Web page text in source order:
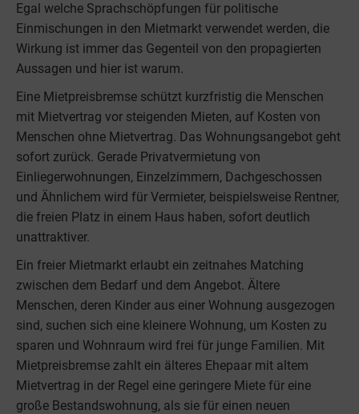
Egal welche Sprachschöpfungen für politische
Einmischungen in den Mietmarkt verwendet werden, die
Wirkung ist immer das Gegenteil von den propagierten
Aussagen und hier ist warum.
Eine Mietpreisbremse schützt kurzfristig die Menschen
mit Mietvertrag vor steigenden Mieten, auf Kosten von
Menschen ohne Mietvertrag. Das Wohnungsangebot geht
sofort zurück. Gerade Privatvermietung von
Einliegerwohnungen, Einzelzimmern, Dachgeschossen
und Ähnlichem wird für Vermieter, beispielsweise Rentner,
die freien Platz in einem Haus haben, sofort deutlich
unattraktiver.
Ein freier Mietmarkt erlaubt ein zeitnahes Matching
zwischen dem Bedarf und dem Angebot. Ältere
Menschen, deren Kinder aus einer Wohnung ausgezogen
sind, suchen sich eine kleinere Wohnung, um Kosten zu
sparen und Wohnraum wird frei für junge Familien. Mit
Mietpreisbremse zahlt ein älteres Ehepaar mit altem
Mietvertrag in der Regel eine geringere Miete für eine
große Bestandswohnung, als sie für einen neuen